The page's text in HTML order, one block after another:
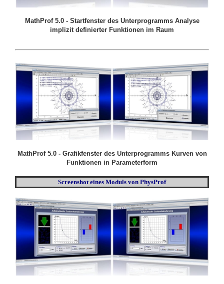
MathProf 5.0 - Startfenster des Unterprogramms Analyse
implizit definierter Funktionen im Raum
MathProf 5.0 - Grafikfenster des Unterprogramms Kurven von
Funktionen in Parameterform
Screenshot eines Moduls von PhysProf